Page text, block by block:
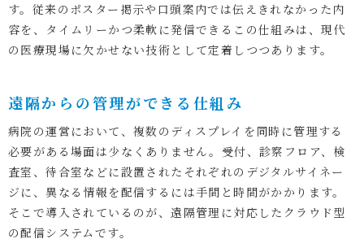
す。従来のポスター掲示や口頭案内では伝えきれなかった内
容を、タイムリーかつ柔軟に発信できるこの仕組みは、現代
の医療現場に欠かせない技術として定着しつつあります。
遠隔からの管理ができる仕組み
病院の運営において、複数のディスプレイを同時に管理する
必要がある場面は少なくありません。受付、診察フロア、検
査室、待合室などに設置されたそれぞれのデジタルサイネー
ジに、異なる情報を配信するには手間と時間がかかります。
そこで導入されているのが、遠隔管理に対応したクラウド型
の配信システムです。